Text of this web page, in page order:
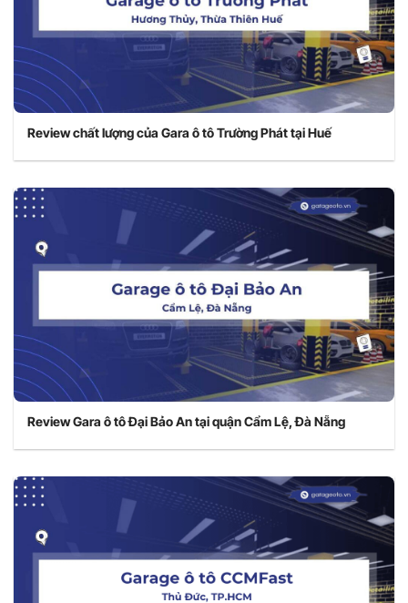
Review chất lượng của Gara ô tô Trường Phát tại Huế
Review Gara ô tô Đại Bảo An tại quận Cẩm Lệ, Đà Nẵng